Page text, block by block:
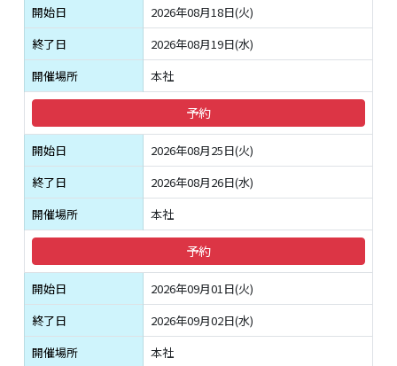
開始日
2026年08月18日(火)
終了日
2026年08月19日(水)
開催場所
本社
予約
開始日
2026年08月25日(火)
終了日
2026年08月26日(水)
開催場所
本社
予約
開始日
2026年09月01日(火)
終了日
2026年09月02日(水)
開催場所
本社